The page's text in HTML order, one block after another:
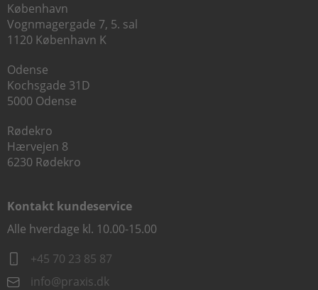
København
Vognmagergade 7, 5. sal
1120 København K
Odense
Kochsgade 31D
5000 Odense
Rødekro
Hærvejen 8
6230 Rødekro
Kontakt kundeservice
Alle hverdage kl. 10.00-15.00
+45 70 23 85 87
info@praxis.dk